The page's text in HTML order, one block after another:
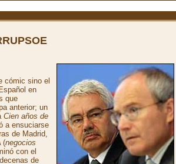
cómic sino el
en
que
anterior; un
Cien años de
a ensuciarse
de Madrid,
(negocios
con el
de